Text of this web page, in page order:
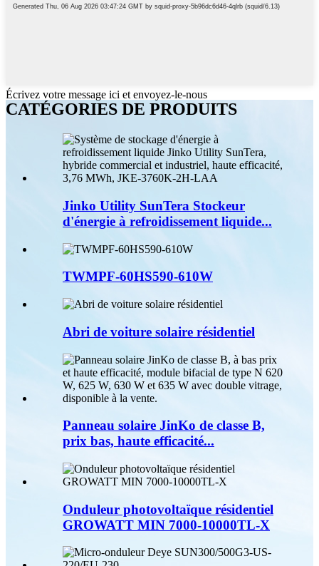
Écrivez votre message ici et envoyez-le-nous
CATÉGORIES DE PRODUITS
Jinko Utility SunTera Stockeur
d'énergie à refroidissement liquide...
TWMPF-60HS590-610W
Abri de voiture solaire résidentiel
Panneau solaire JinKo de classe B,
prix bas, haute efficacité...
Onduleur photovoltaïque résidentiel
GROWATT MIN 7000-10000TL-X